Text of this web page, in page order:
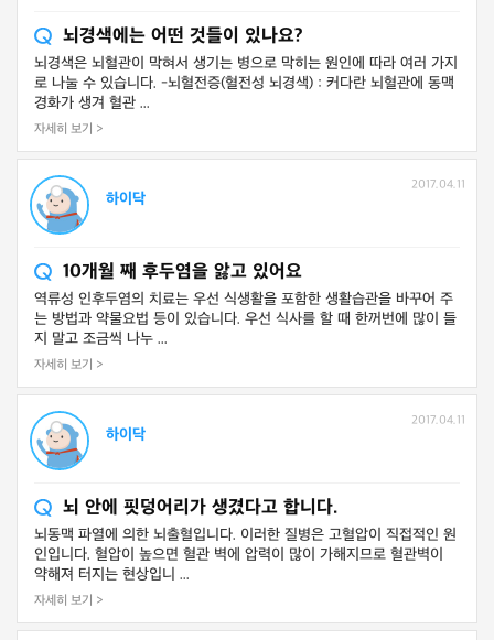
뇌경색에는 어떤 것들이 있나요?
뇌경색은 뇌혈관이 막혀서 생기는 병으로 막히는 원인에 따라 여러 가지
로 나눌 수 있습니다. -뇌혈전증(혈전성 뇌경색) : 커다란 뇌혈관에 동맥
경화가 생겨 혈관 ...
자세히 보기 >
하이닥
2017.04.11
10개월 째 후두염을 앓고 있어요
역류성 인후두염의 치료는 우선 식생활을 포함한 생활습관을 바꾸어 주
는 방법과 약물요법 등이 있습니다. 우선 식사를 할 때 한꺼번에 많이 들
지 말고 조금씩 나누 ...
자세히 보기 >
하이닥
2017.04.11
뇌 안에 핏덩어리가 생겼다고 합니다.
뇌동맥 파열에 의한 뇌출혈입니다. 이러한 질병은 고혈압이 직접적인 원
인입니다. 혈압이 높으면 혈관 벽에 압력이 많이 가해지므로 혈관벽이
약해져 터지는 현상입니 ...
자세히 보기 >